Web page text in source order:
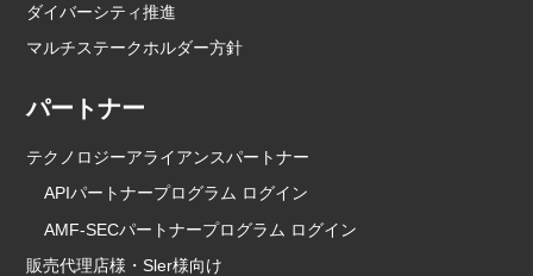
ダイバーシティ推進
マルチステークホルダー方針
パートナー
テクノロジーアライアンスパートナー
APIパートナープログラム ログイン
AMF-SECパートナープログラム ログイン
販売代理店様・Sler様向け